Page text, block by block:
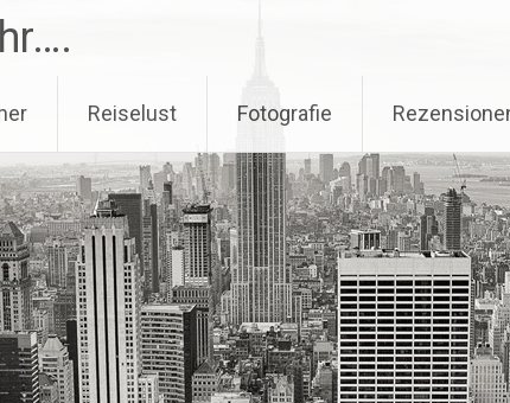
Reiselust Fotografie